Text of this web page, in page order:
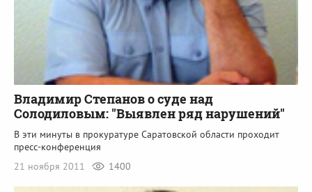
Владимир Степанов о суде над
Солодиловым: "Выявлен ряд нарушений"
В эти минуты в прокуратуре Саратовской области проходит
пресс-конференция
21 ноября 2011
1400